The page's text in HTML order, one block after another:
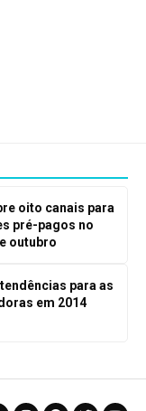
oito canais para
pré-pagos no
outubro
para as
em 2014